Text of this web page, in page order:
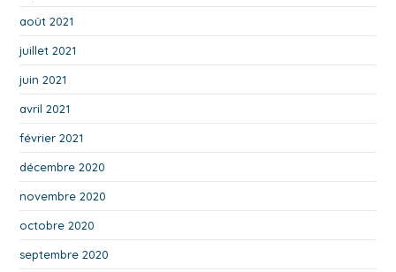
août 2021
juillet 2021
juin 2021
avril 2021
février 2021
décembre 2020
novembre 2020
octobre 2020
septembre 2020